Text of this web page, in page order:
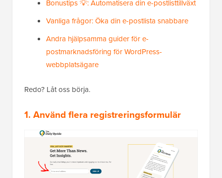
Bonustips 💡: Automatisera din e-postlisttillväxt
Vanliga frågor: Öka din e-postlista snabbare
Andra hjälpsamma guider för e-
postmarknadsföring för WordPress-
webbplatsägare
Redo? Låt oss börja.
1. Använd flera registreringsformulär